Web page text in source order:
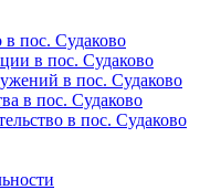
в пос. Судаково
в пос. Судаково
в пос. Судаково
в пос. Судаково
в пос. Судаково